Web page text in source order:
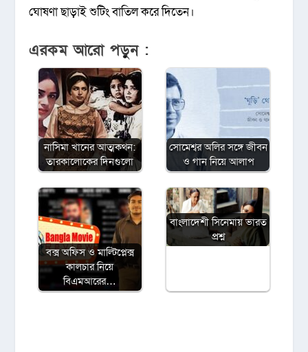
ঘোষণা ছাড়াই শুটিং বাতিল করে দিতেন।
এরকম আরো পড়ুন :
নাসিমা খানের আত্মকথন:
তারকালোকের দিনগুলো
সোমেশ্বর অলির সঙ্গে জীবন
ও গান নিয়ে আলাপ
বক্স অফিস ও মাল্টিপ্লেক্স
কালচার নিয়ে
বিএমআরের…
বাংলাদেশী সিনেমায় ভারত
প্রশ্ন